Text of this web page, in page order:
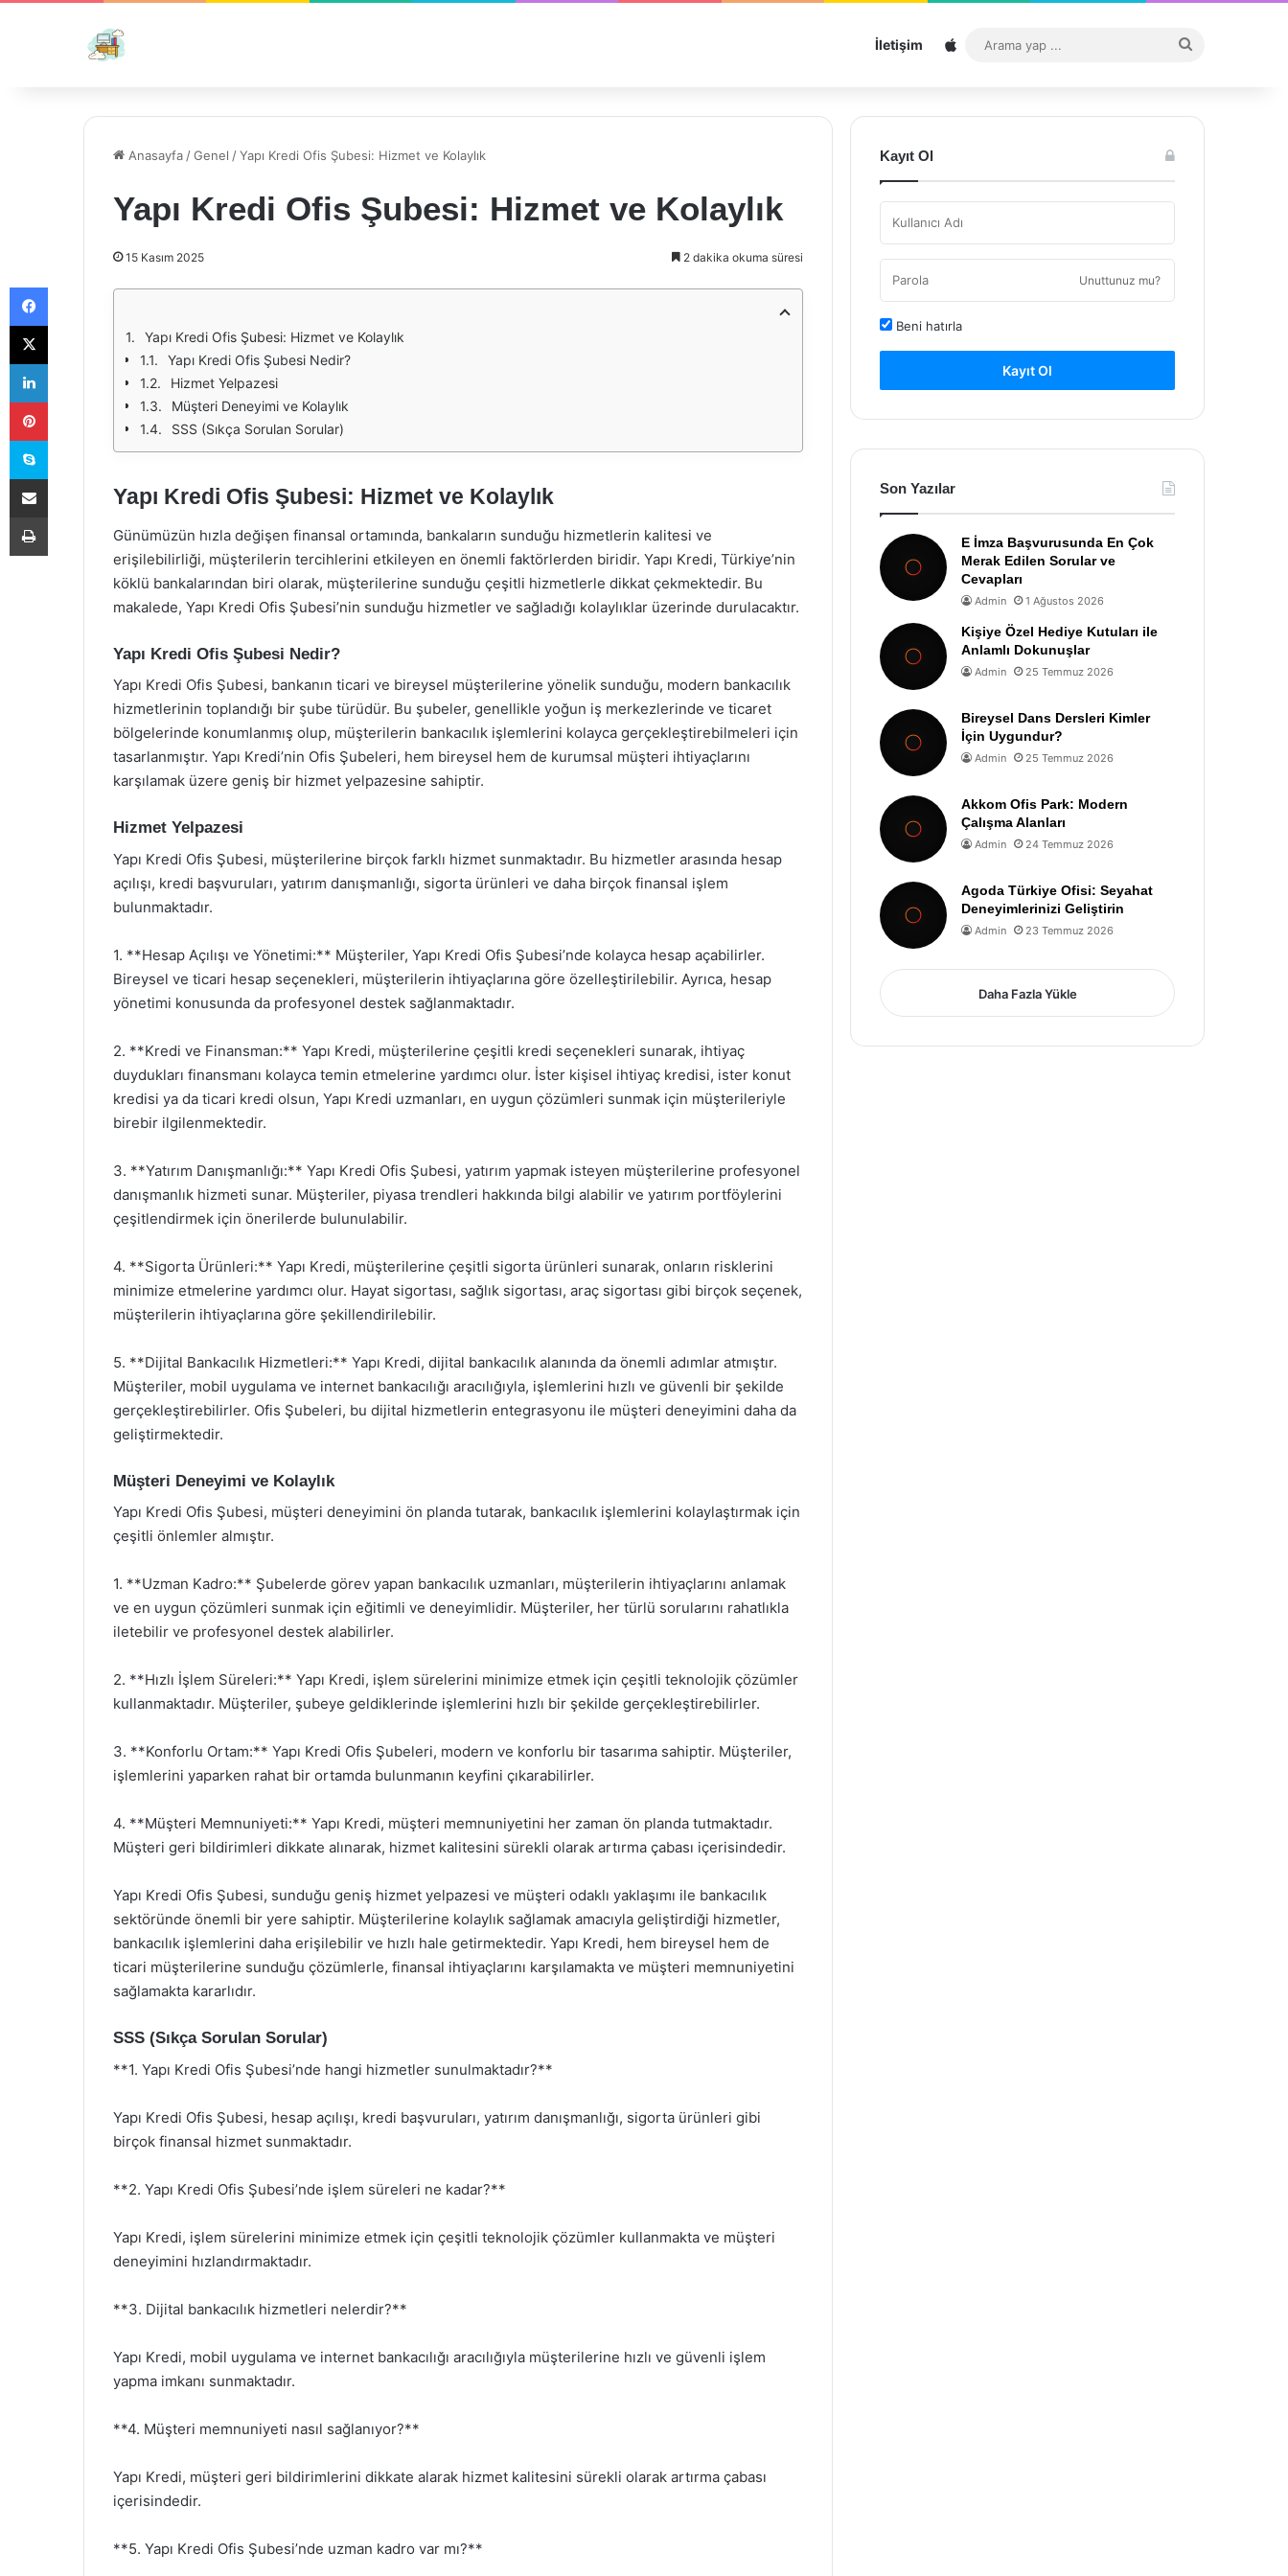
İletişim Sitemap
...
Anasayfa /Genel /Yapı Kredi Ofis Şubesi: Hizmet ve Kolaylık
Yapı Kredi Ofis Şubesi: Hizmet ve Kolaylık
15 Kasım 2025 2 dakika okuma süresi
Yapı Kredi Ofis Şubesi: Hizmet ve Kolaylık
Yapı Kredi Ofis Şubesi Nedir?
Hizmet Yelpazesi
Müşteri Deneyimi ve Kolaylık
SSS (Sıkça Sorulan Sorular)
Yapı Kredi Ofis Şubesi: Hizmet ve Kolaylık
Günümüzün hızla değişen finansal ortamında, bankaların sunduğu hizmetlerin kalitesi ve
erişilebilirliği, müşterilerin tercihlerini etkileyen en önemli faktörlerden biridir. Yapı Kredi, Türkiye’nin
köklü bankalarından biri olarak, müşterilerine sunduğu çeşitli hizmetlerle dikkat çekmektedir. Bu
makalede, Yapı Kredi Ofis Şubesi’nin sunduğu hizmetler ve sağladığı kolaylıklar üzerinde durulacaktır.
Yapı Kredi Ofis Şubesi Nedir?
Yapı Kredi Ofis Şubesi, bankanın ticari ve bireysel müşterilerine yönelik sunduğu, modern bankacılık
hizmetlerinin toplandığı bir şube türüdür. Bu şubeler, genellikle yoğun iş merkezlerinde ve ticaret
bölgelerinde konumlanmış olup, müşterilerin bankacılık işlemlerini kolayca gerçekleştirebilmeleri için
tasarlanmıştır. Yapı Kredi’nin Ofis Şubeleri, hem bireysel hem de kurumsal müşteri ihtiyaçlarını
karşılamak üzere geniş bir hizmet yelpazesine sahiptir.
Hizmet Yelpazesi
Yapı Kredi Ofis Şubesi, müşterilerine birçok farklı hizmet sunmaktadır. Bu hizmetler arasında hesap
açılışı, kredi başvuruları, yatırım danışmanlığı, sigorta ürünleri ve daha birçok finansal işlem
bulunmaktadır.
1. **Hesap Açılışı ve Yönetimi:** Müşteriler, Yapı Kredi Ofis Şubesi’nde kolayca hesap açabilirler.
Bireysel ve ticari hesap seçenekleri, müşterilerin ihtiyaçlarına göre özelleştirilebilir. Ayrıca, hesap
yönetimi konusunda da profesyonel destek sağlanmaktadır.
2. **Kredi ve Finansman:** Yapı Kredi, müşterilerine çeşitli kredi seçenekleri sunarak, ihtiyaç
duydukları finansmanı kolayca temin etmelerine yardımcı olur. İster kişisel ihtiyaç kredisi, ister konut
kredisi ya da ticari kredi olsun, Yapı Kredi uzmanları, en uygun çözümleri sunmak için müşterileriyle
birebir ilgilenmektedir.
3. **Yatırım Danışmanlığı:** Yapı Kredi Ofis Şubesi, yatırım yapmak isteyen müşterilerine profesyonel
danışmanlık hizmeti sunar. Müşteriler, piyasa trendleri hakkında bilgi alabilir ve yatırım portföylerini
çeşitlendirmek için önerilerde bulunulabilir.
4. **Sigorta Ürünleri:** Yapı Kredi, müşterilerine çeşitli sigorta ürünleri sunarak, onların risklerini
minimize etmelerine yardımcı olur. Hayat sigortası, sağlık sigortası, araç sigortası gibi birçok seçenek,
müşterilerin ihtiyaçlarına göre şekillendirilebilir.
5. **Dijital Bankacılık Hizmetleri:** Yapı Kredi, dijital bankacılık alanında da önemli adımlar atmıştır.
Müşteriler, mobil uygulama ve internet bankacılığı aracılığıyla, işlemlerini hızlı ve güvenli bir şekilde
gerçekleştirebilirler. Ofis Şubeleri, bu dijital hizmetlerin entegrasyonu ile müşteri deneyimini daha da
geliştirmektedir.
Müşteri Deneyimi ve Kolaylık
Yapı Kredi Ofis Şubesi, müşteri deneyimini ön planda tutarak, bankacılık işlemlerini kolaylaştırmak için
çeşitli önlemler almıştır.
1. **Uzman Kadro:** Şubelerde görev yapan bankacılık uzmanları, müşterilerin ihtiyaçlarını anlamak
ve en uygun çözümleri sunmak için eğitimli ve deneyimlidir. Müşteriler, her türlü sorularını rahatlıkla
iletebilir ve profesyonel destek alabilirler.
2. **Hızlı İşlem Süreleri:** Yapı Kredi, işlem sürelerini minimize etmek için çeşitli teknolojik çözümler
kullanmaktadır. Müşteriler, şubeye geldiklerinde işlemlerini hızlı bir şekilde gerçekleştirebilirler.
3. **Konforlu Ortam:** Yapı Kredi Ofis Şubeleri, modern ve konforlu bir tasarıma sahiptir. Müşteriler,
işlemlerini yaparken rahat bir ortamda bulunmanın keyfini çıkarabilirler.
4. **Müşteri Memnuniyeti:** Yapı Kredi, müşteri memnuniyetini her zaman ön planda tutmaktadır.
Müşteri geri bildirimleri dikkate alınarak, hizmet kalitesini sürekli olarak artırma çabası içerisindedir.
Yapı Kredi Ofis Şubesi, sunduğu geniş hizmet yelpazesi ve müşteri odaklı yaklaşımı ile bankacılık
sektöründe önemli bir yere sahiptir. Müşterilerine kolaylık sağlamak amacıyla geliştirdiği hizmetler,
bankacılık işlemlerini daha erişilebilir ve hızlı hale getirmektedir. Yapı Kredi, hem bireysel hem de
ticari müşterilerine sunduğu çözümlerle, finansal ihtiyaçlarını karşılamakta ve müşteri memnuniyetini
sağlamakta kararlıdır.
SSS (Sıkça Sorulan Sorular)
**1. Yapı Kredi Ofis Şubesi’nde hangi hizmetler sunulmaktadır?**
Yapı Kredi Ofis Şubesi, hesap açılışı, kredi başvuruları, yatırım danışmanlığı, sigorta ürünleri gibi
birçok finansal hizmet sunmaktadır.
**2. Yapı Kredi Ofis Şubesi’nde işlem süreleri ne kadar?**
Yapı Kredi, işlem sürelerini minimize etmek için çeşitli teknolojik çözümler kullanmakta ve müşteri
deneyimini hızlandırmaktadır.
**3. Dijital bankacılık hizmetleri nelerdir?**
Yapı Kredi, mobil uygulama ve internet bankacılığı aracılığıyla müşterilerine hızlı ve güvenli işlem
yapma imkanı sunmaktadır.
**4. Müşteri memnuniyeti nasıl sağlanıyor?**
Yapı Kredi, müşteri geri bildirimlerini dikkate alarak hizmet kalitesini sürekli olarak artırma çabası
içerisindedir.
**5. Yapı Kredi Ofis Şubesi’nde uzman kadro var mı?**
Kayıt Ol
Unuttunuz mu?
Beni hatırla
Kayıt Ol
Son Yazılar
E İmza Başvurusunda En Çok
Merak Edilen Sorular ve
Cevapları
Admin 1 Ağustos 2026
Kişiye Özel Hediye Kutuları ile
Anlamlı Dokunuşlar
Admin 25 Temmuz 2026
Bireysel Dans Dersleri Kimler
İçin Uygundur?
Admin 25 Temmuz 2026
Akkom Ofis Park: Modern
Çalışma Alanları
Admin 24 Temmuz 2026
Agoda Türkiye Ofisi: Seyahat
Deneyimlerinizi Geliştirin
Admin 23 Temmuz 2026
Daha Fazla Yükle
Facebook
X
LinkedIn
Pinterest
Skype
E-Posta ile paylaş